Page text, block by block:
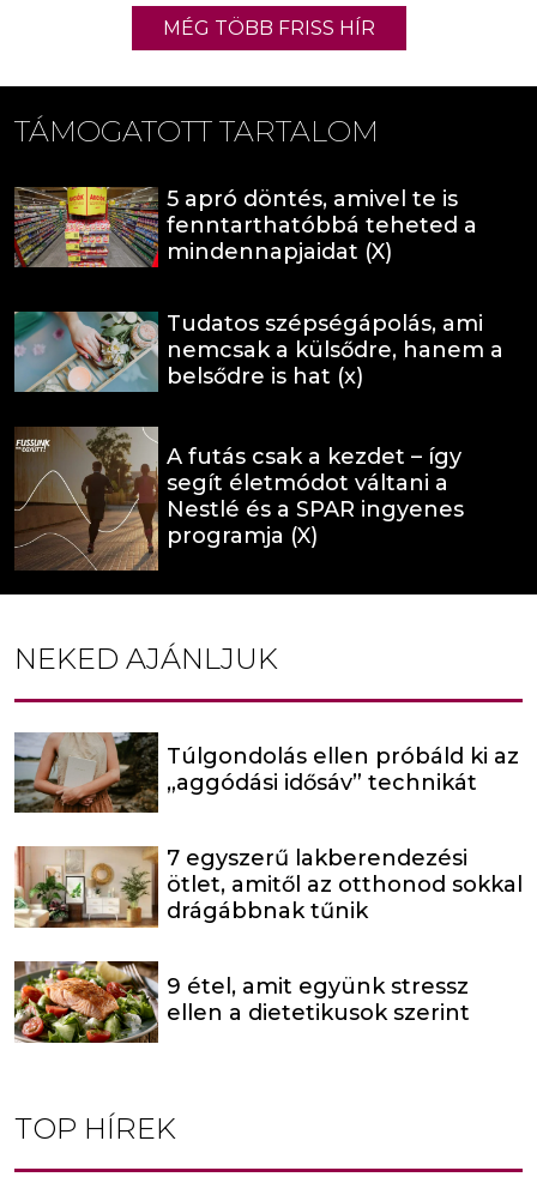
MÉG TÖBB FRISS HÍR
TÁMOGATOTT TARTALOM
5 apró döntés, amivel te is
fenntarthatóbbá teheted a
mindennapjaidat (X)
Tudatos szépségápolás, ami
nemcsak a külsődre, hanem a
belsődre is hat (x)
A futás csak a kezdet – így
segít életmódot váltani a
Nestlé és a SPAR ingyenes
programja (X)
NEKED AJÁNLJUK
Túlgondolás ellen próbáld ki az
„aggódási idősáv” technikát
7 egyszerű lakberendezési
ötlet, amitől az otthonod sokkal
drágábbnak tűnik
9 étel, amit együnk stressz
ellen a dietetikusok szerint
TOP HÍREK